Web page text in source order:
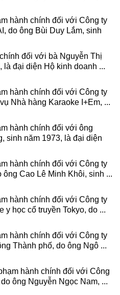
hành chính đối với Công ty
do ông Bùi Duy Lắm, sinh
đối với bà Nguyễn Thị
là đại diện Hộ kinh doanh ...
hành chính đối với Công ty
Nhà hàng Karaoke I+Em, ...
hành chính đối với ông
sinh năm 1973, là đại diện
hành chính đối với Công ty
Cao Lê Minh Khôi, sinh ...
hành chính đối với Công ty
y học cổ truyền Tokyo, do ...
hành chính đối với Công ty
Thành phố, do ông Ngô ...
hành chính đối với Công
ông Nguyễn Ngọc Nam, ...